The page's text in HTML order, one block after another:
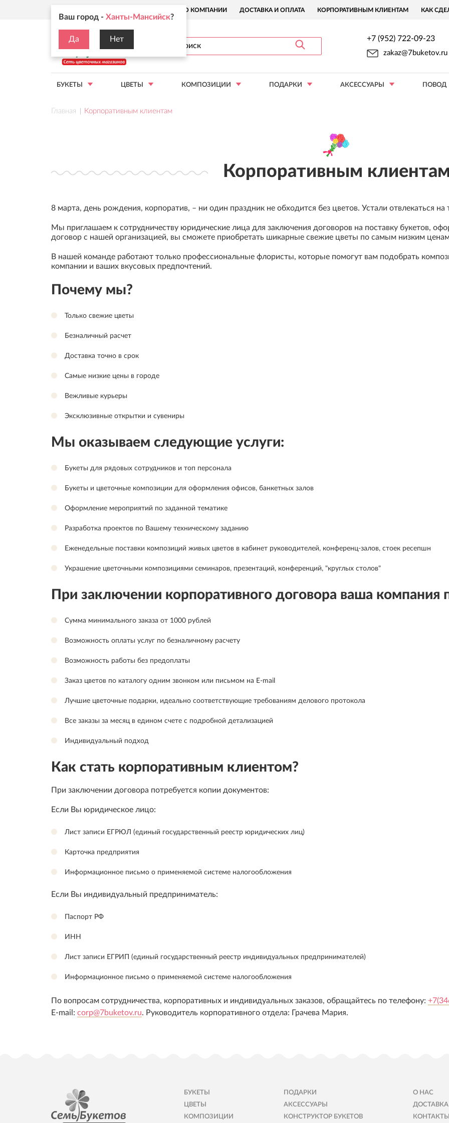
Ваш город - Ханты-Мансийск?
Да Нет
О КОМПАНИИ ДОСТАВКА И ОПЛАТА КОРПОРАТИВНЫМ КЛИЕНТАМ КАК
+7 (952) 722-09-23
zakaz@7buketov.ru
БУКЕТЫ ЦВЕТЫ КОМПОЗИЦИИ ПОДАРКИ АКСЕССУАРЫ ПОВОД
Главная Корпоративным клиентам
Корпоративным клиентам
8 марта, день рождения, корпоратив, – ни один праздник не обходится без цветов. Устали отвлекаться на
Мы приглашаем к сотрудничеству юридические лица для заключения договоров на поставку букетов,
договор с нашей организацией, вы сможете приобретать шикарные свежие цветы по самым низким
В нашей команде работают только профессиональные флористы, которые помогут вам подобрать
компании и ваших вкусовых предпочтений.
Почему мы?
Только свежие цветы
Безналичный расчет
Доставка точно в срок
Самые низкие цены в городе
Вежливые курьеры
Эксклюзивные открытки и сувениры
Мы оказываем следующие услуги:
Букеты для рядовых сотрудников и топ персонала
Букеты и цветочные композиции для оформления офисов, банкетных залов
Оформление мероприятий по заданной тематике
Разработка проектов по Вашему техническому заданию
Еженедельные поставки композиций живых цветов в кабинет руководителей, конференц-залов, стоек ресепшн
Украшение цветочными композициями семинаров, презентаций, конференций, "круглых столов"
При заключении корпоративного договора ваша компания
Сумма минимального заказа от 1000 рублей
Возможность оплаты услуг по безналичному расчету
Возможность работы без предоплаты
Заказ цветов по каталогу одним звонком или письмом на E-mail
Лучшие цветочные подарки, идеально соответствующие требованиям делового протокола
Все заказы за месяц в едином счете с подробной детализацией
Индивидуальный подход
Как стать корпоративным клиентом?
При заключении договора потребуется копии документов:
Если Вы юридическое лицо:
Лист записи ЕГРЮЛ (единый государственный реестр юридических лиц)
Карточка предприятия
Информационное письмо о применяемой системе налогообложения
Если Вы индивидуальный предприниматель:
Паспорт РФ
ИНН
Лист записи ЕГРИП (единый государственный реестр индивидуальных предпринимателей)
Информационное письмо о применяемой системе налогообложения
По вопросам сотрудничества, корпоративных и индивидуальных заказов, обращайтесь по телефону:
E-mail: corp@7buketov.ru. Руководитель корпоративного отдела: Грачева Мария.
БУКЕТЫ
ЦВЕТЫ
КОМПОЗИЦИИ
ПОДАРКИ
АКСЕССУАРЫ
КОНСТРУКТОР БУКЕТОВ
О НАС
КОНТАКТЫ